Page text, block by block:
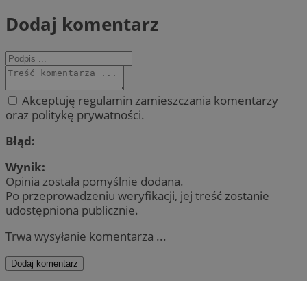
Dodaj komentarz
Akceptuję regulamin zamieszczania komentarzy
oraz politykę prywatności.
Błąd:
Wynik:
Opinia została pomyślnie dodana.
Po przeprowadzeniu weryfikacji, jej treść zostanie
udostępniona publicznie.
Trwa wysyłanie komentarza ...
Dodaj komentarz